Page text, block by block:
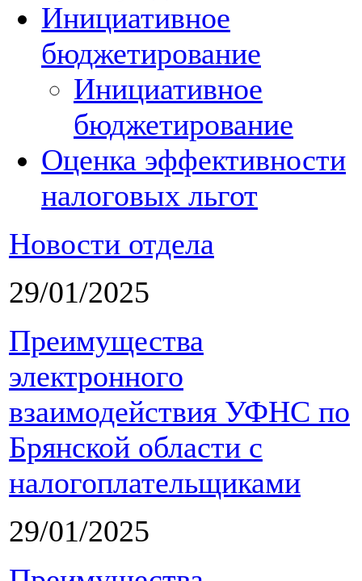
Инициативное
бюджетирование
Инициативное
бюджетирование
Оценка эффективности
налоговых льгот
Новости отдела
29/01/2025
Преимущества
электронного
взаимодействия УФНС по
Брянской области с
налогоплательщиками
29/01/2025